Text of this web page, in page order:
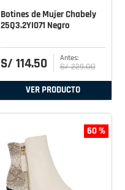
Botines de Mujer Chabely
25Q3.2YI071 Negro
S/ 114.50 S/ 229.00
VER PRODUCTO
60 %